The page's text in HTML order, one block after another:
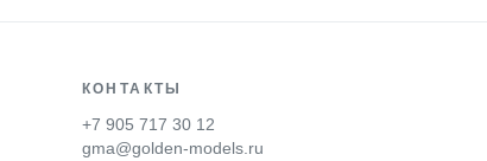
КОНТАКТЫ
+7 905 717 30 12
gma@golden-models.ru